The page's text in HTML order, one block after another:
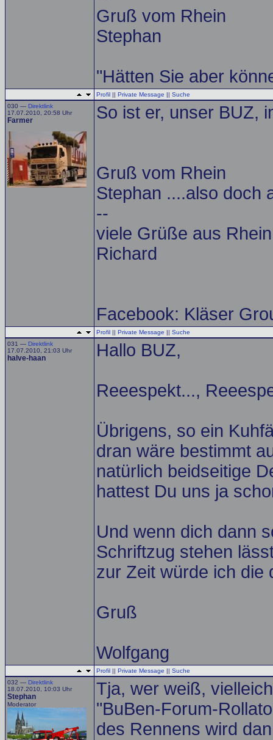
Gruß vom Rhein
Stephan
"Hätten Sie aber
Profil || Private Message || Suche
030 — Direktlink
17.07.2010, 20:58 Uhr
Farmer So ist er, unser BUZ,
Gruß vom Rhein
Stephan ....also doch
--
viele Grüße aus
Richard
Facebook: Kläser
Profil || Private Message || Suche
031 — Direktlink
17.07.2010, 21:03 Uhr
halve-haan Hallo BUZ,
Reeespekt...,
Übrigens, so ein
dran wäre bestimmt
natürlich beidseitige
hattest Du uns ja
Und wenn dich dann
Schriftzug stehen
zur Zeit würde ich die
Gruß
Wolfgang
Profil || Private Message || Suche
032 — Direktlink
18.07.2010, 10:03 Uhr
Stephan
Moderator
Tja, wer weiß,
"BuBen-Forum-
des Rennens wird